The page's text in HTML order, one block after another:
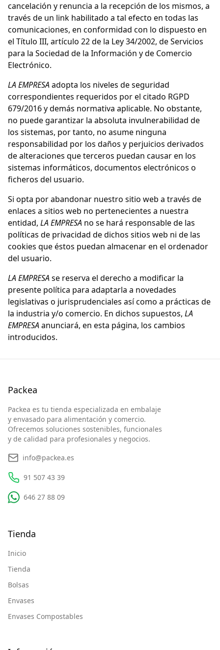
cancelación y renuncia a la recepción de los mismos, a
través de un link habilitado a tal efecto en todas las
comunicaciones, en conformidad con lo dispuesto en
el Título III, artículo 22 de la Ley 34/2002, de Servicios
para la Sociedad de la Información y de Comercio
Electrónico.
LA EMPRESAadopta los niveles de seguridad
correspondientes requeridos por el citado RGPD
679/2016 y demás normativa aplicable. No obstante,
no puede garantizar la absoluta invulnerabilidad de
los sistemas, por tanto, no asume ninguna
responsabilidad por los daños y perjuicios derivados
de alteraciones que terceros puedan causar en los
sistemas informáticos, documentos electrónicos o
ficheros del usuario.
Si opta por abandonar nuestro sitio web a través de
enlaces a sitios web no pertenecientes a nuestra
entidad, LA EMPRESA no se hará responsable de las
políticas de privacidad de dichos sitios web ni de las
cookies que éstos puedan almacenar en el ordenador
del usuario.
LA EMPRESAse reserva el derecho a modificar la
presente política para adaptarla a novedades
legislativas o jurisprudenciales así como a prácticas de
la industria y/o comercio. En dichos supuestos, LA
EMPRESAanunciará, en esta página, los cambios
introducidos.
Packea
Packea es tu tienda especializada en embalaje
y envasado para alimentación y comercio.
Ofrecemos soluciones sostenibles, funcionales
y de calidad para profesionales y negocios.
info@packea.es
91 507 43 39
646 27 88 09
Tienda
Inicio
Tienda
Bolsas
Envases
Envases Compostables